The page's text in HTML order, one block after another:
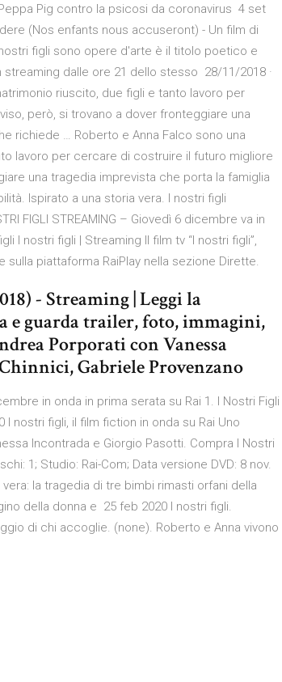
Pig contro la psicosi da coronavirus 4 set
(Nos enfants nous accuseront) - Un film di
figli sono opere d'arte è il titolo poetico e
dalle ore 21 dello stesso 28/11/2018 ·
riuscito, due figli e tanto lavoro per
però, si trovano a dover fronteggiare una
richiede … Roberto e Anna Falco sono una
lavoro per cercare di costruire il futuro migliore
una tragedia imprevista che porta la famiglia
Ispirato a una storia vera. I nostri figli
FIGLI STREAMING – Giovedì 6 dicembre va in
I nostri figli | Streaming Il film tv “I nostri figli”,
sulla piattaforma RaiPlay nella sezione Dirette.
- Streaming | Leggi la
e guarda trailer, foto, immagini,
Porporati con Vanessa
Gabriele Provenzano
in onda in prima serata su Rai 1. I Nostri Figli
nostri figli, il film fiction in onda su Rai Uno
Incontrada e Giorgio Pasotti. Compra I Nostri
1; Studio: Rai-Com; Data versione DVD: 8 nov.
la tragedia di tre bimbi rimasti orfani della
della donna e 25 feb 2020 I nostri figli.
di chi accoglie. (none). Roberto e Anna vivono